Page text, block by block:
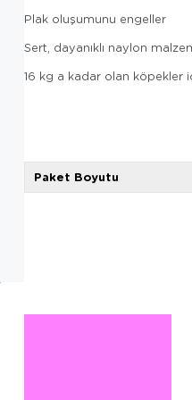
Plak oluşumunu engeller
Sert, dayanıklı naylon
16 kg a kadar olan köpekler
Paket Boyutu